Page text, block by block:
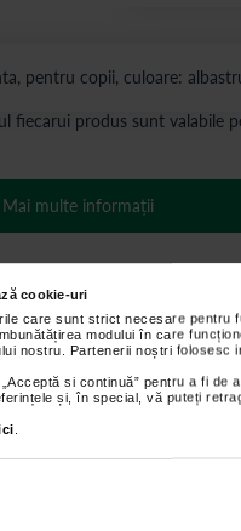
cookie-uri
care sunt strict necesare pentru
modului în care
nostru. Partenerii noștri folosesc
si continuă” pentru a fi
și, în special, vă puteți
pentru copii, culoare:
fiecarui produs sunt valabile
copii
din trei straturi cu
intermediar si interior 60%
Mai multe informații